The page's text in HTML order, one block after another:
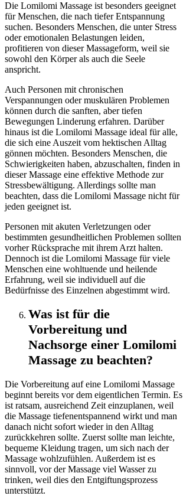
Die Lomilomi Massage ist besonders geeignet
für Menschen, die nach tiefer Entspannung
suchen. Besonders Menschen, die unter Stress
oder emotionalen Belastungen leiden,
profitieren von dieser Massageform, weil sie
sowohl den Körper als auch die Seele
anspricht.
Auch Personen mit chronischen
Verspannungen oder muskulären Problemen
können durch die sanften, aber tiefen
Bewegungen Linderung erfahren. Darüber
hinaus ist die Lomilomi Massage ideal für alle,
die sich eine Auszeit vom hektischen Alltag
gönnen möchten. Besonders Menschen, die
Schwierigkeiten haben, abzuschalten, finden in
dieser Massage eine effektive Methode zur
Stressbewältigung. Allerdings sollte man
beachten, dass die Lomilomi Massage nicht für
jeden geeignet ist.
Personen mit akuten Verletzungen oder
bestimmten gesundheitlichen Problemen sollten
vorher Rücksprache mit ihrem Arzt halten.
Dennoch ist die Lomilomi Massage für viele
Menschen eine wohltuende und heilende
Erfahrung, weil sie individuell auf die
Bedürfnisse des Einzelnen abgestimmt wird.
Was ist für die
Vorbereitung und
Nachsorge einer Lomilomi
Massage zu beachten?
Die Vorbereitung auf eine Lomilomi Massage
beginnt bereits vor dem eigentlichen Termin. Es
ist ratsam, ausreichend Zeit einzuplanen, weil
die Massage tiefenentspannend wirkt und man
danach nicht sofort wieder in den Alltag
zurückkehren sollte. Zuerst sollte man leichte,
bequeme Kleidung tragen, um sich nach der
Massage wohlzufühlen. Außerdem ist es
sinnvoll, vor der Massage viel Wasser zu
trinken, weil dies den Entgiftungsprozess
unterstützt.